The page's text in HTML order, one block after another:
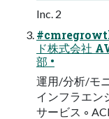
Inc. 2
ド株式会社
部 •
運用/分析/モ
インフラエン
サービス ◦